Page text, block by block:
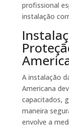
profissional
instalação
A instalação
Americana
capacitados,
maneira
envolve a